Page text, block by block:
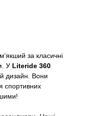
м'якший за класичні
У Literide 360
дизайн. Вони
спортивних